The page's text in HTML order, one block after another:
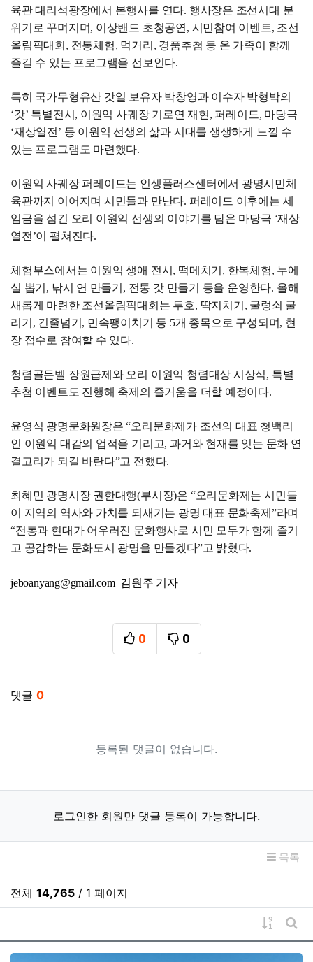
육관 대리석광장에서 본행사를 연다. 행사장은 조선시대 분
위기로 꾸며지며, 이상밴드 초청공연, 시민참여 이벤트, 조선
올림픽대회, 전통체험, 먹거리, 경품추첨 등 온 가족이 함께
즐길 수 있는 프로그램을 선보인다.
특히 국가무형유산 갓일 보유자 박창영과 이수자 박형박의
‘갓’ 특별전시, 이원익 사궤장 기로연 재현, 퍼레이드, 마당극
‘재상열전’ 등 이원익 선생의 삶과 시대를 생생하게 느낄 수
있는 프로그램도 마련했다.
이원익 사궤장 퍼레이드는 인생플러스센터에서 광명시민체
육관까지 이어지며 시민들과 만난다. 퍼레이드 이후에는 세
임금을 섬긴 오리 이원익 선생의 이야기를 담은 마당극 ‘재상
열전’이 펼쳐진다.
체험부스에서는 이원익 생애 전시, 떡메치기, 한복체험, 누에
실 뽑기, 낚시 연 만들기, 전통 갓 만들기 등을 운영한다. 올해
새롭게 마련한 조선올림픽대회는 투호, 딱지치기, 굴렁쇠 굴
리기, 긴줄넘기, 민속팽이치기 등 5개 종목으로 구성되며, 현
장 접수로 참여할 수 있다.
청렴골든벨 장원급제와 오리 이원익 청렴대상 시상식, 특별
추첨 이벤트도 진행해 축제의 즐거움을 더할 예정이다.
윤영식 광명문화원장은 “오리문화제가 조선의 대표 청백리
인 이원익 대감의 업적을 기리고, 과거와 현재를 잇는 문화 연
결고리가 되길 바란다”고 전했다.
최혜민 광명시장 권한대행(부시장)은 “오리문화제는 시민들
이 지역의 역사와 가치를 되새기는 광명 대표 문화축제”라며
“전통과 현대가 어우러진 문화행사로 시민 모두가 함께 즐기
고 공감하는 문화도시 광명을 만들겠다”고 밝혔다.
jeboanyang@gmail.com 김원주 기자
0
추천
0
비추천
댓글 0
등록된 댓글이 없습니다.
로그인한 회원만 댓글 등록이 가능합니다.
목록
전체 14,765 / 1 페이지
게시물
게